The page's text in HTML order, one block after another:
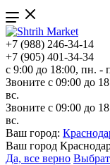
+7 (988) 246-34-14
+7 (905) 401-34-34
с 9:00 до 18:00, пн. -
Звоните с 09:00 до
вс.
Звоните с 09:00 до
вс.
Ваш город:
Ваш город
Да, все верно